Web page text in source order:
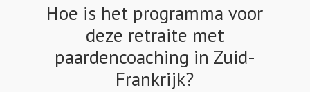
Hoe is het programma voor
deze retraite met
paardencoaching in Zuid-
Frankrijk?